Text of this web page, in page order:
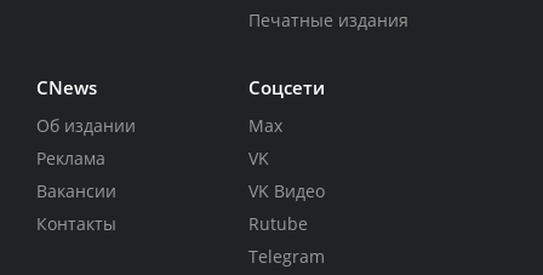
Печатные издания
CNews
Об издании
Реклама
Вакансии
Контакты
Соцсети
Max
VK
VK Видео
Rutube
Telegram